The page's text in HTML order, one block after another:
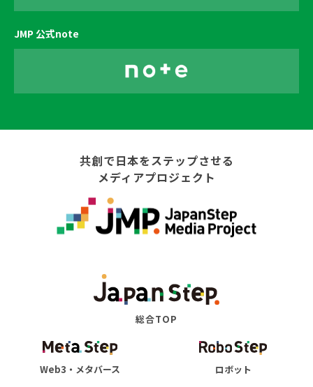
JMP 公式note
共創で日本をステップさせる
メディアプロジェクト
総合TOP
Web3・メタバース ロボット